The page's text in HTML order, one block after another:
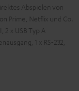
Abspielen von
Prime, Netflix und Co.
x USB Typ A
1 x RS-232,